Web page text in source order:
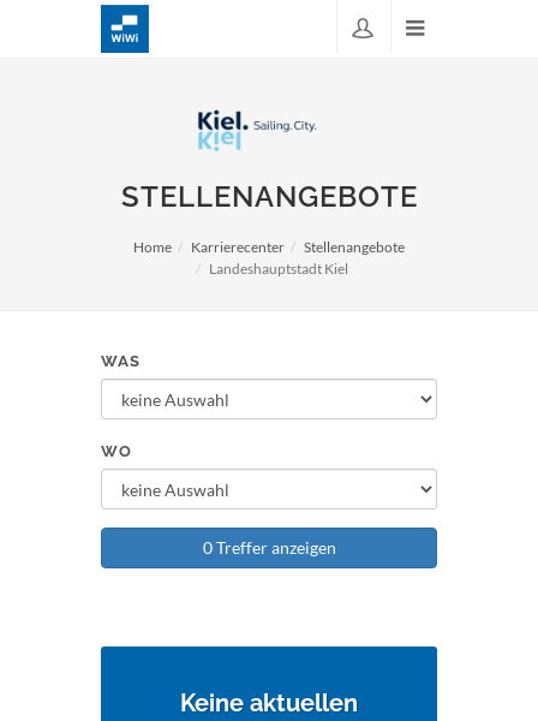
STELLENANGEBOTE
Home Karrierecenter
Stellenangebote
Landeshauptstadt Kiel
WAS
WO
0 Treffer anzeigen
Keine aktuellen